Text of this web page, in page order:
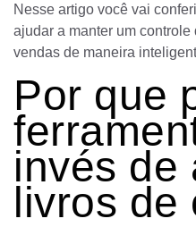
Nesse artigo você vai
ajudar a manter um
vendas de maneira
Por que
invés de
livros de